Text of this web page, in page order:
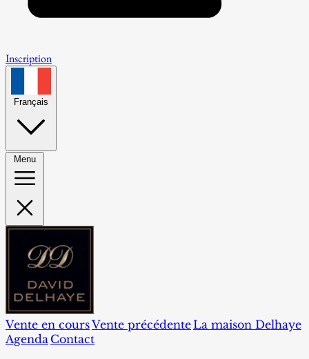
Inscription
Français
Menu
Vente en coursVente précédente La maison Delhaye
Agenda Contact